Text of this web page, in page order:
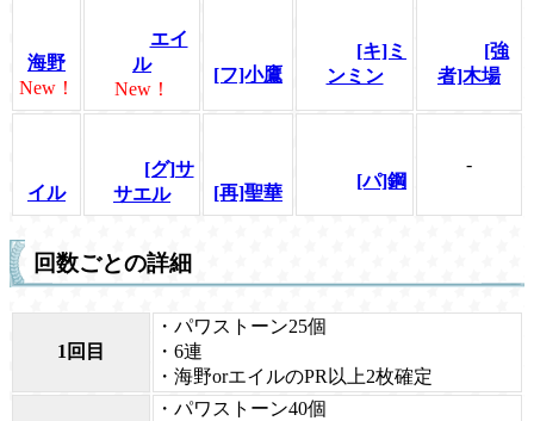
海野
New！
エイ
ル
New！
[フ]小鷹
[キ]ミ
ンミン
[強
者]木場
イル
[グ]サ
サエル
[再]聖華
[パ]鋼
-
回数ごとの詳細
1回目
・パワストーン25個
・6連
・海野orエイルのPR以上2枚確定
・パワストーン40個